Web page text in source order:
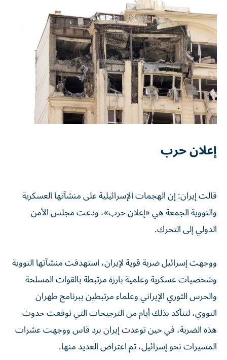
إعلان حرب
قالت إيران: إن الهجمات الإسرائيلية على منشآتها العسكرية
والنووية الجمعة هي «إعلان حرب»، ودعت مجلس الأمن
الدولي إلى التحرك.
ووجهت إسرائيل ضربة قوية لإيران، استهدفت منشآتها النووية
وشخصيات عسكرية وعلمية بارزة مرتبطة بالقوات المسلحة
والحرس الثوري الإيراني وعلماء مرتبطين ببرنامج طهران
النووي، لتتأكد بذلك أيام من الترجيحات التي توقعت حدوث
هذه الضربة، في حين توعدت إيران برد قاس ووجهت عشرات
المسيرات نحو إسرائيل، تم اعتراض العديد منها.